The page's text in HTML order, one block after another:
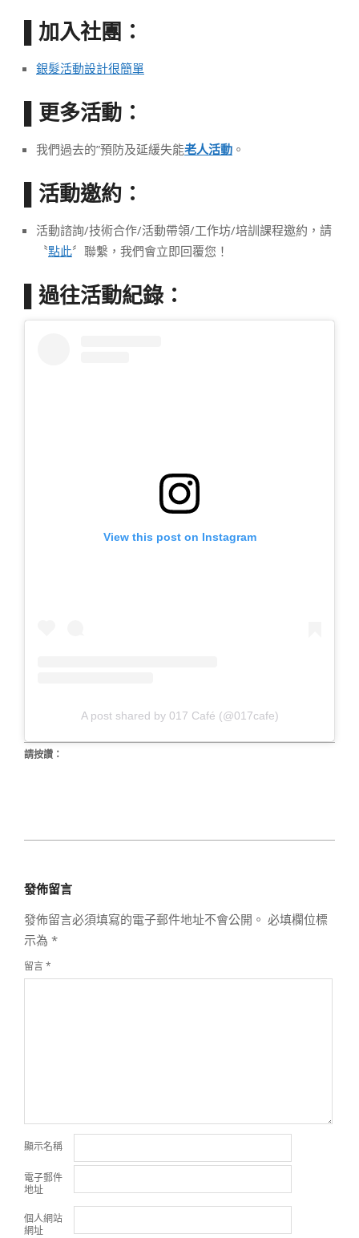
加入社團：
銀髮活動設計很簡單
更多活動：
我們過去的”預防及延緩失能老人活動 。
活動邀約：
活動諮詢/技術合作/活動帶領/工作坊/培訓課程邀約，請
〝點此〞聯繫，我們會立即回覆您！
▌過往活動紀錄：
View this post on Instagram
A post shared by 017 Café (@017cafe)
請按讚：
19
發佈留言
發佈留言必須填寫的電子郵件地址不會公開。 必填欄位標
示為 *
留言*
顯示名稱
電子郵件
地址
個人網站
網址